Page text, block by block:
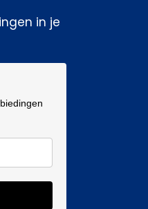
in je